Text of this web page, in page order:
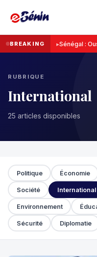
BREAKING Sénégal :
RUBRIQUE
International
25 articles disponibles
Politique Économie
Société International
Environnement
Sécurité Diplomatie